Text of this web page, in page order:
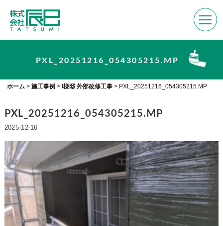
PXL_20251216_054305215.MP
ホーム> 施工事例 > I様邸 外部改修工事> PXL_20251216_054305215.MP
PXL_20251216_054305215.MP
2025-12-16